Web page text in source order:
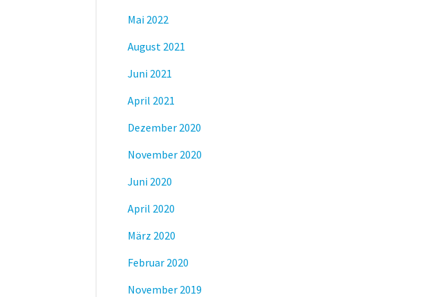
Mai 2022
August 2021
Juni 2021
April 2021
Dezember 2020
November 2020
Juni 2020
April 2020
März 2020
Februar 2020
November 2019